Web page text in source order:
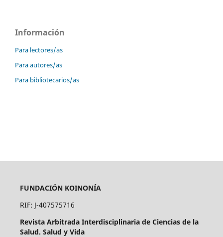
Información
Para lectores/as
Para autores/as
Para bibliotecarios/as
FUNDACIÓN KOINONÍA
RIF: J-407575716
Revista Arbitrada Interdisciplinaria de Ciencias de la
Salud. Salud y Vida